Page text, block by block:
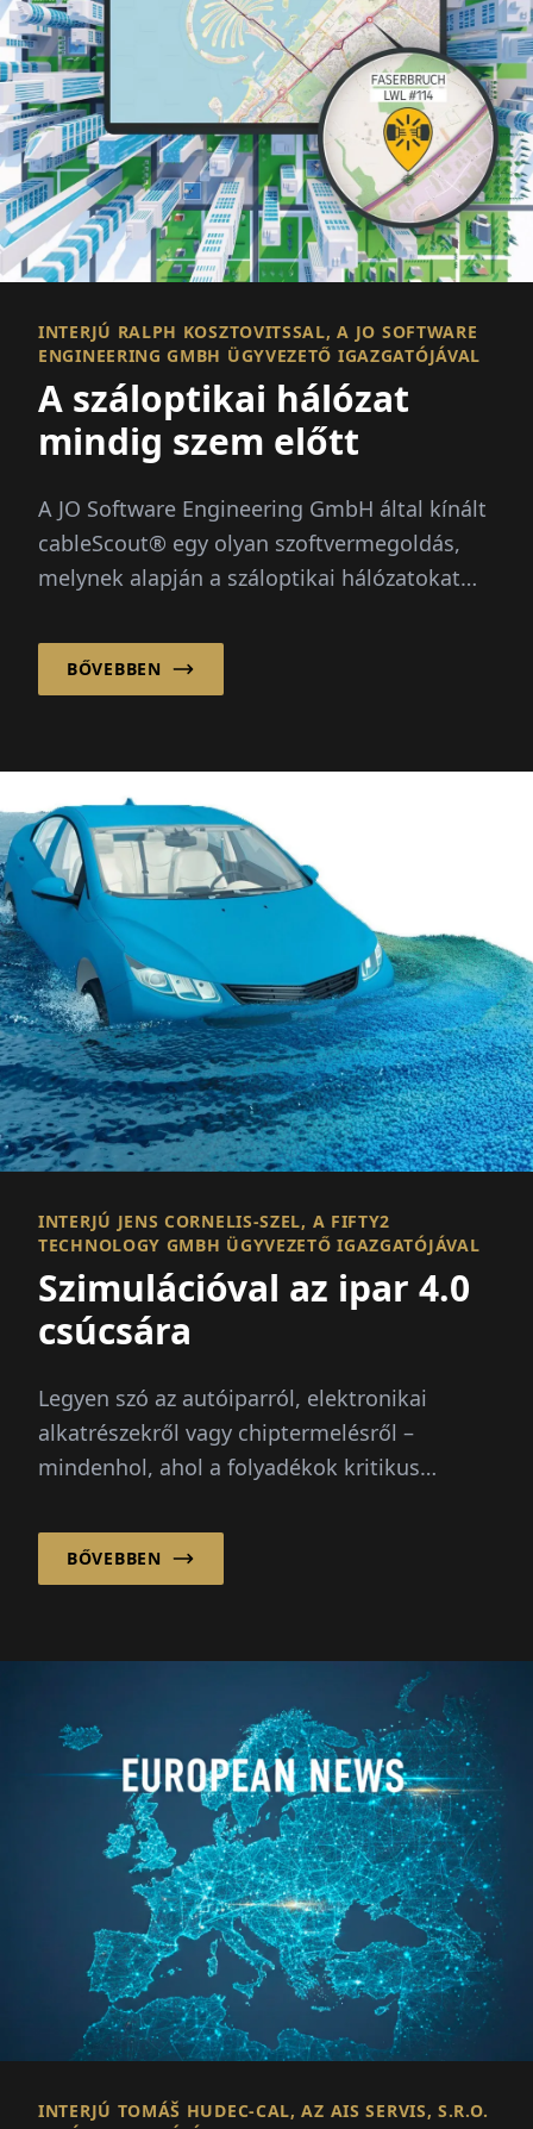
INTERJÚ RALPH KOSZTOVITSSAL, A JO SOFTWARE
ENGINEERING GMBH ÜGYVEZETŐ IGAZGATÓJÁVAL
A száloptikai hálózat
mindig szem előtt
A JO Software Engineering GmbH által kínált
cableScout® egy olyan szoftvermegoldás,
melynek alapján a száloptikai hálózatokat
védelemben lehet részesíteni...
BŐVEBBEN
INTERJÚ JENS CORNELIS-SZEL, A FIFTY2
TECHNOLOGY GMBH ÜGYVEZETŐ IGAZGATÓJÁVAL
Szimulációval az ipar 4.0
csúcsára
Legyen szó az autóiparról, elektronikai
alkatrészekről vagy chiptermelésről –
mindenhol, ahol a folyadékok kritikus
BŐVEBBEN
INTERJÚ TOMÁŠ HUDEC-CAL, AZ AIS SERVIS, S.R.O.